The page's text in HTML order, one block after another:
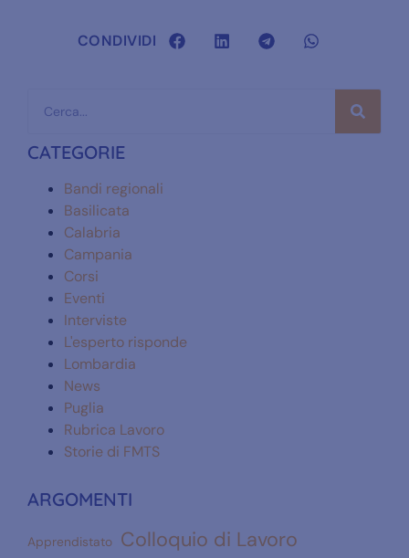
CONDIVIDI
CATEGORIE
Bandi regionali
Basilicata
Calabria
Campania
Corsi
Eventi
Interviste
L'esperto risponde
Lombardia
News
Puglia
Rubrica Lavoro
Storie di FMTS
ARGOMENTI
Apprendistato Colloquio di Lavoro